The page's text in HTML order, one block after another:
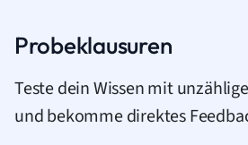
Probeklausuren
Teste dein Wissen mit
und bekomme direktes